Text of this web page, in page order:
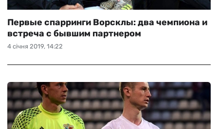
4 січня 2019, 14:22
Первые спарринги Ворсклы: два чемпиона и
встреча с бывшим партнером